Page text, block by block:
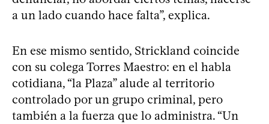
a un lado cuando hace falta”, explica.
En ese mismo sentido, Strickland coincide
con su colega Torres Maestro: en el habla
cotidiana, “la Plaza” alude al territorio
controlado por un grupo criminal, pero
también a la fuerza que lo administra. “Un